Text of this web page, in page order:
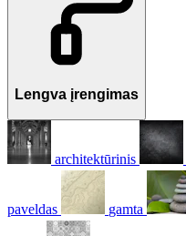
Lengva įrengimas
architektūrinis
paveldas gamta